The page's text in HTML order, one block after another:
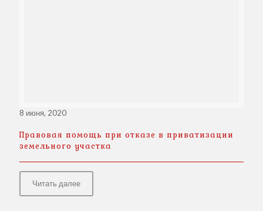
8 июня, 2020
Правовая помощь при отказе в приватизации
земельного участка
Читать далее